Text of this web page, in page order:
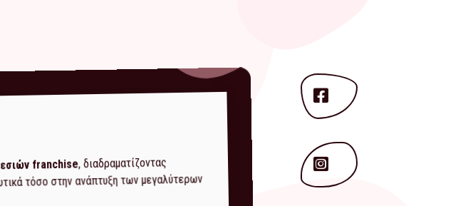
franchise, διαδραματίζοντας
τόσο στην ανάπτυξη των μεγαλύτερων